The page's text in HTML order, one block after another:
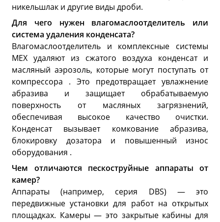
никельшлак и другие виды дроби.
Для чего нужен влагомаслоотделитель или
система удаления конденсата?
Влагомаслоотделитель и комплексные системы
MEX удаляют из сжатого воздуха конденсат и
масляный аэрозоль, которые могут поступать от
компрессора . Это предотвращает увлажнение
абразива и защищает обрабатываемую
поверхность от масляных загрязнений,
обеспечивая высокое качество очистки.
Конденсат вызывает комкование абразива,
блокировку дозатора и повышенный износ
оборудования .
Чем отличаются пескоструйные аппараты от
камер?
Аппараты (например, серия DBS) — это
передвижные установки для работ на открытых
площадках. Камеры — это закрытые кабины для